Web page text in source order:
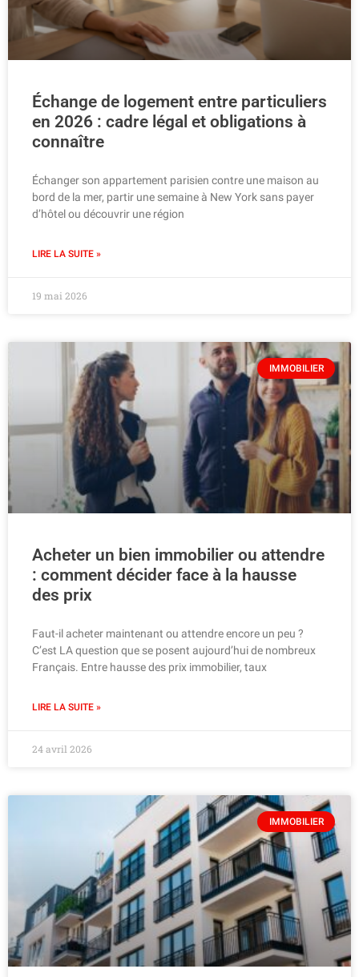
Échange de logement entre particuliers
en 2026 : cadre légal et obligations à
connaître
Échanger son appartement parisien contre une maison au
bord de la mer, partir une semaine à New York sans payer
d’hôtel ou découvrir une région
LIRE LA SUITE »
19 mai 2026
IMMOBILIER
Acheter un bien immobilier ou attendre
: comment décider face à la hausse
des prix
Faut-il acheter maintenant ou attendre encore un peu ?
C’est LA question que se posent aujourd’hui de nombreux
Français. Entre hausse des prix immobilier, taux
LIRE LA SUITE »
24 avril 2026
IMMOBILIER